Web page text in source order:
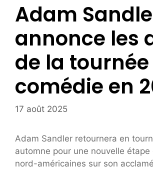
Adam
annonce les
de la
comédie en
17 août 2025
Adam Sandler retournera en
automne pour une nouvelle
nord-américaines sur son